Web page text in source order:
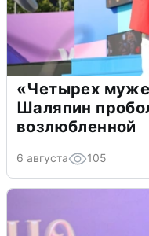
«Четырех
Шаляпин
возлюбленной
6 августа 105